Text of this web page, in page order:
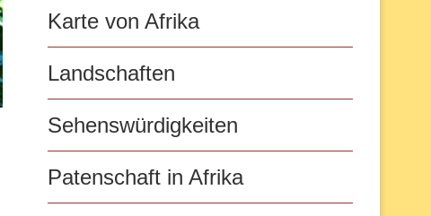
Karte von Afrika
Landschaften
Sehenswürdigkeiten
Patenschaft in Afrika